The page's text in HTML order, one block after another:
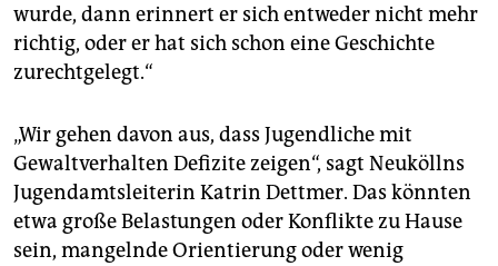
wurde, dann erinnert er sich entweder nicht mehr
richtig, oder er hat sich schon eine Geschichte
zurechtgelegt.“
„Wir gehen davon aus, dass Jugendliche mit
Gewaltverhalten Defizite zeigen“, sagt Neuköllns
Jugendamtsleiterin Katrin Dettmer. Das könnten
etwa große Belastungen oder Konflikte zu Hause
sein, mangelnde Orientierung oder wenig